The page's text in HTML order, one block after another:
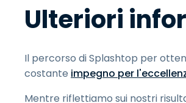
Ulteriori
Il percorso di Splashtop per
costante impegno per
Mentre riflettiamo sui nostri